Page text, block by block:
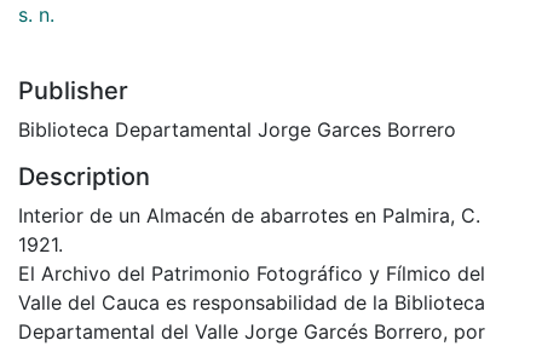
s. n.
Publisher
Biblioteca Departamental Jorge Garces Borrero
Description
Interior de un Almacén de abarrotes en Palmira, C.
1921.
El Archivo del Patrimonio Fotográfico y Fílmico del
Valle del Cauca es responsabilidad de la Biblioteca
Departamental del Valle Jorge Garcés Borrero, por